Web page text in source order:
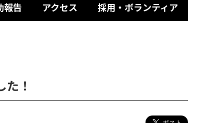
報告 アクセス 採用・ボランティア
！